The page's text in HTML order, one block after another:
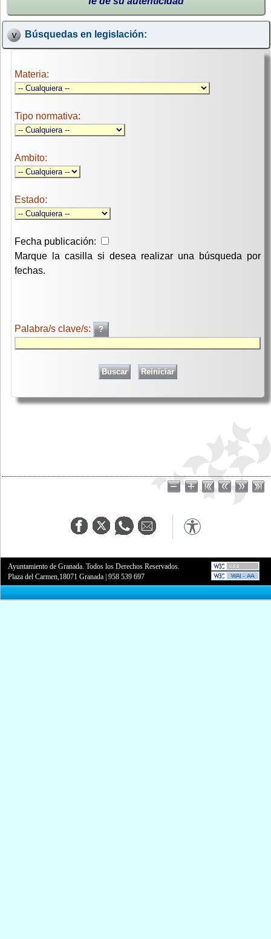
Búsquedas en legislación:
Materia:
Tipo normativa:
Ambito:
Estado:
Fecha publicación:
Marque la casilla si desea realizar una búsqueda por
fechas.
Palabra/s clave/s:
Ayuntamiento de Granada. Todos los Derechos Reservados.
Plaza del Carmen,18071 Granada |958 539 697